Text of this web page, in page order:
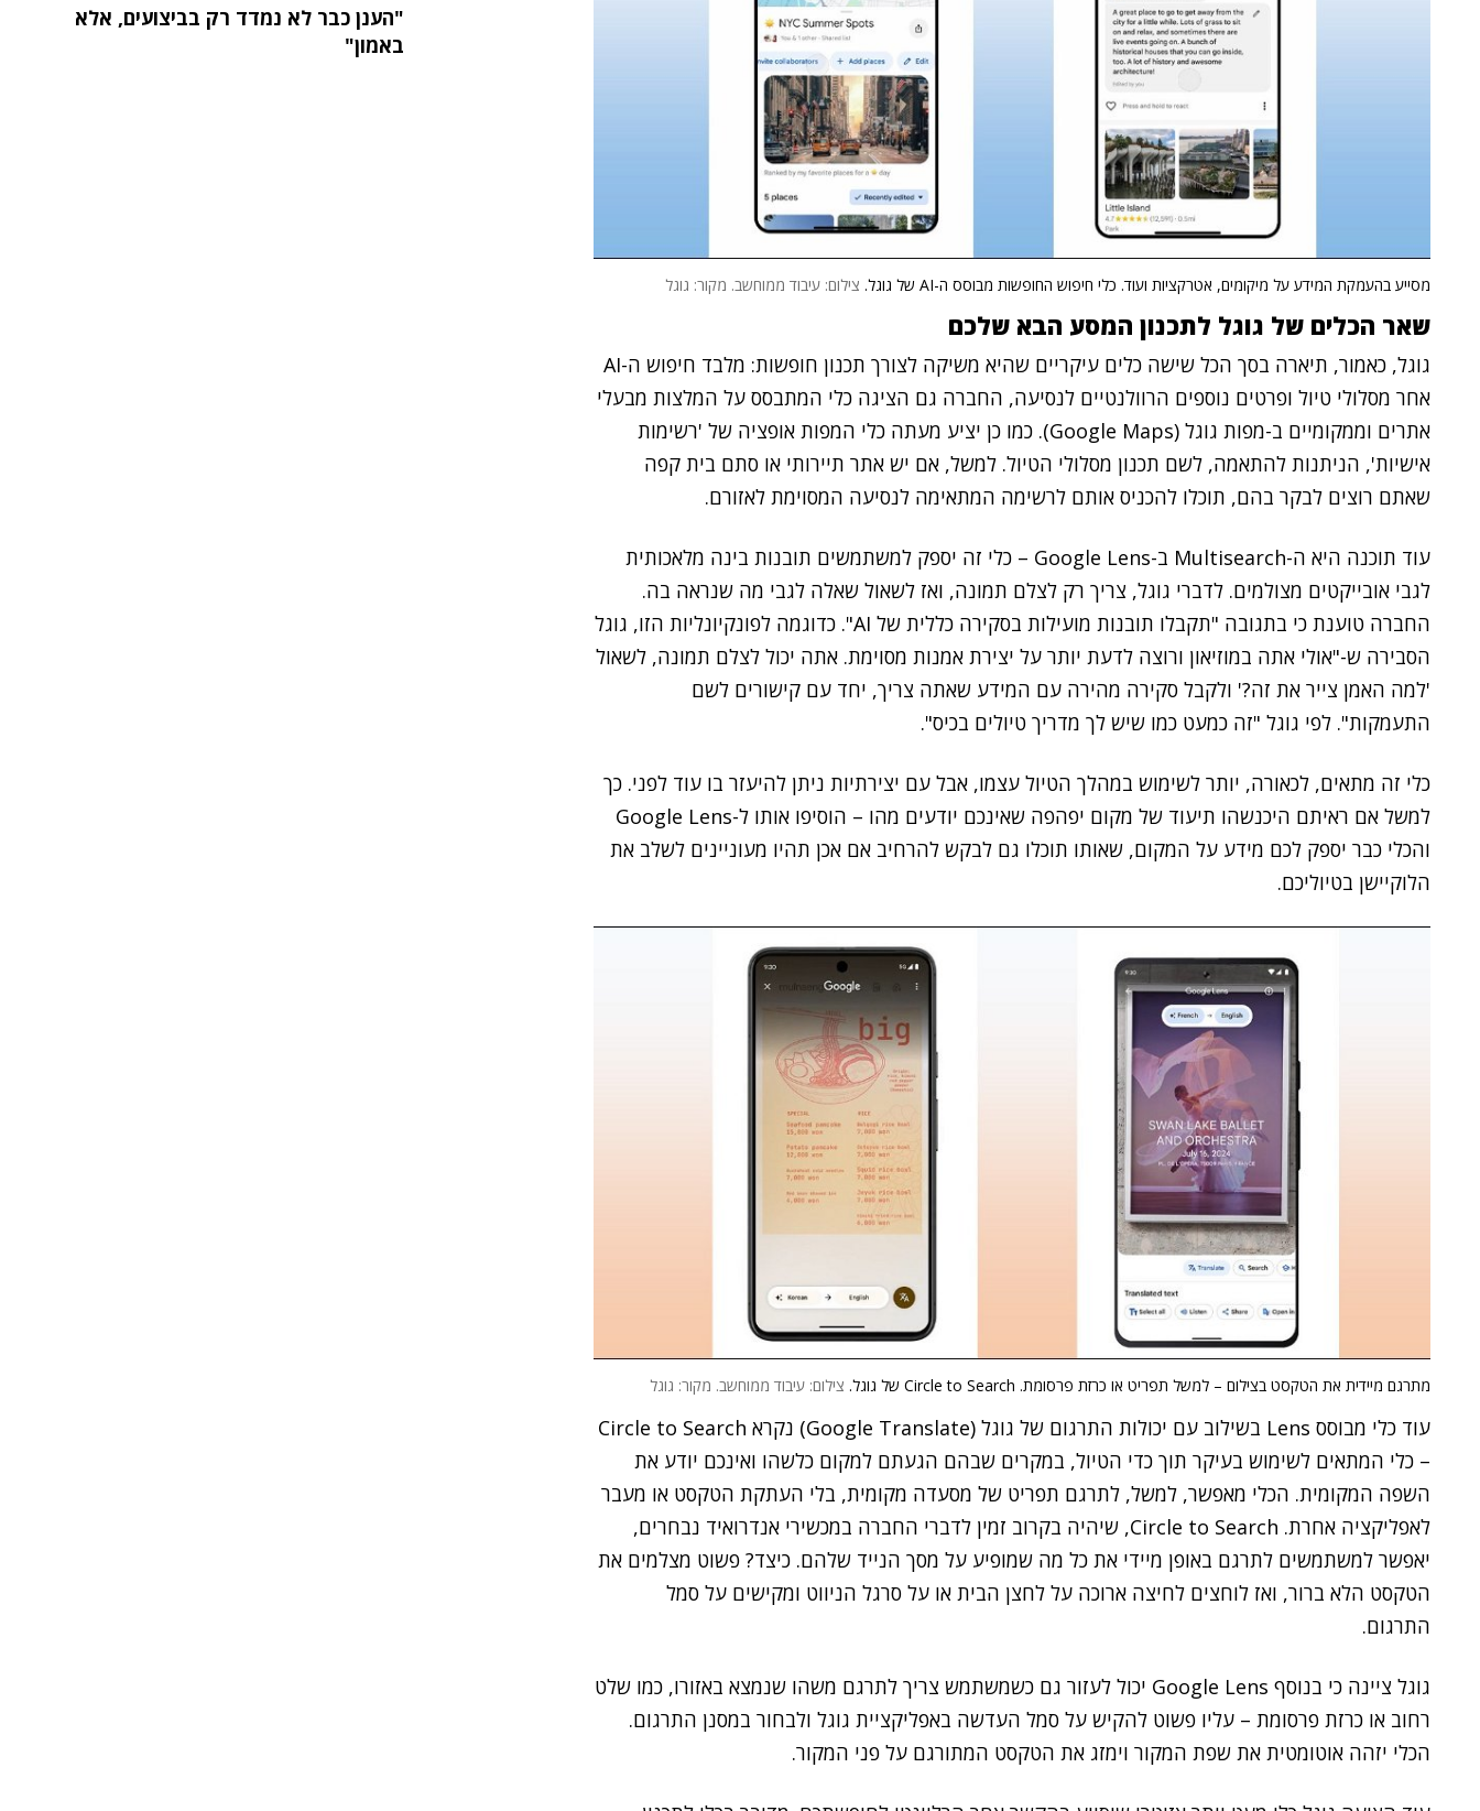
מסייע בהעמקת המידע על מיקומים, אטרקציות ועוד. כלי חיפוש החופשות מבוסס ה-AI של גוגל. צילום: עיבוד ממוחשב. מקור: גוגל
שאר הכלים של גוגל לתכנון המסע הבא שלכם
גוגל, כאמור, תיארה בסך הכל שישה כלים עיקריים שהיא משיקה לצורך תכנון חופשות: מלבד חיפוש ה-AI
אחר מסלולי טיול ופרטים נוספים הרוולנטיים לנסיעה, החברה גם הציגה כלי המתבסס על המלצות מבעלי
אתרים וממקומיים ב-מפות גוגל (Google Maps). כמו כן יציע מעתה כלי ה
מפות אופציה של 'רשימות
אישיות', הניתנות להתאמה, לשם תכנון מסלולי הטיול. למשל, אם יש אתר תיירותי או סתם בית קפה
שאתם רוצים לבקר בהם, תוכלו להכניס אותם לרשימה המתאימה לנסיעה המסוימת לאזורם.
עוד תוכנה היא ה-Multisearch ב-Google Lens – כלי זה יספק למשתמשים תובנות בינה מלאכותית
לגבי אובייקטים מצולמים. לדברי גוגל, צריך רק לצלם תמונה, ואז לשאול שאלה לגבי מה שנראה בה.
החברה טוענת כי בתגובה "תקבלו תובנות מועילות בסקירה כללית של AI". כדוגמה לפונקיונליות הזו, גוגל
הסבירה ש-"אולי אתה במוזיאון ורוצה לדעת יותר על יצירת אמנות מסוימת. אתה יכול לצלם תמונה, לשאול
'למה האמן צייר את זה?' ולקבל סקירה מהירה עם המידע שאתה צריך, יחד עם קישורים לשם
התעמקות". לפי גוגל "זה כמעט כמו שיש לך מדריך טיולים בכיס".
כלי זה מתאים, לכאורה, יותר לשימוש במהלך הטיול עצמו, אבל עם יצירתיות ניתן להיעזר בו עוד לפני. כך
למשל אם ראיתם היכנשהו תיעוד של מקום יפהפה שאינכם יודעים מהו – הוסיפו אותו ל-Google Lens
והכלי כבר יספק לכם מידע על המקום, שאותו תוכלו גם לבקש להרחיב אם אכן תהיו מעוניינים לשלב את
הלוקיישן בטיוליכם.
מתרגם מיידית את הטקסט בצילום – למשל תפריט או כרזת פרסומת. Circle to Search של גוגל. צילום: עיבוד ממוחשב. מקור: גוגל
עוד כלי מבוסס Lens בשילוב עם יכולות התרגום של גוגל (Google Translate) נקרא Circle to Search
– כלי המתאים לשימוש בעיקר תוך כדי הטיול, במקרים שבהם הגעתם למקום כלשהו ואינכם יודע את
השפה המקומית. הכלי מאפשר, למשל, לתרגם תפריט של מסעדה מקומית, בלי העתקת הטקסט או מעבר
לאפליקציה אחרת. Circle to Search, שיהיה בקרוב זמין לדברי החברה במכשירי אנדרואיד נבחרים,
יאפשר למשתמשים לתרגם באופן מיידי את כל מה שמופיע על מסך הנייד שלהם. כיצד? פשוט מצלמים את
הטקסט הלא ברור, ואז לוחצים לחיצה ארוכה על לחצן הבית או על סרגל הניווט ומקישים על סמל
התרגום.
גוגל ציינה כי בנוסף Google Lens יכול לעזור גם כשמשתמש צריך לתרגם משהו שנמצא באזורו, כמו שלט
רחוב או כרזת פרסומת – עליו פשוט להקיש על סמל העדשה באפליקציית גוגל ולבחור במסנן התרגום.
הכלי יזהה אוטומטית את שפת המקור וימזג את הטקסט המתורגם על פני המקור.
"הענן כבר לא נמדד רק בביצועים, אלא
באמון"